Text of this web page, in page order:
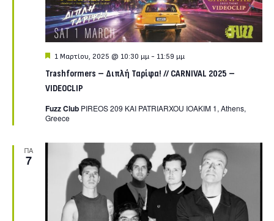
Trashformers – Διπλή Ταρίφα! // CARNIVAL 2025 –
VIDEOCLIP
Featured
1 Μαρτίου, 2025 @ 10:30 μμ- 11:59 μμ
Fuzz Club PIREOS 209 KAI PATRIARXOU IOAKIM 1, Athens,
Greece
ΠΑ
7